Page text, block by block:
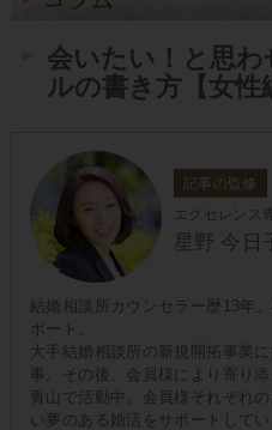
会いたい！と思
ルの書き方【女性
記事の監修
エクセレンス
星野 今日
結婚相談所カウンセラー歴13年
ポート。
大手結婚相談所の新規開拓事業
事。その後、会員様により寄り
青山で活動中。会員様それぞれ
い夢のある婚活をサポートしてい